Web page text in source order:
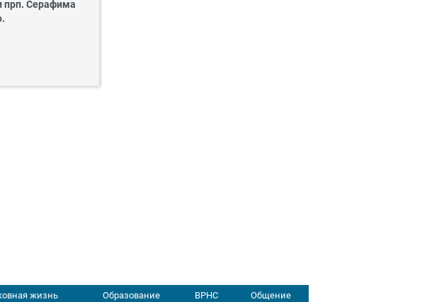
прп. Серафима
жизнь Образование ВРНС Общение